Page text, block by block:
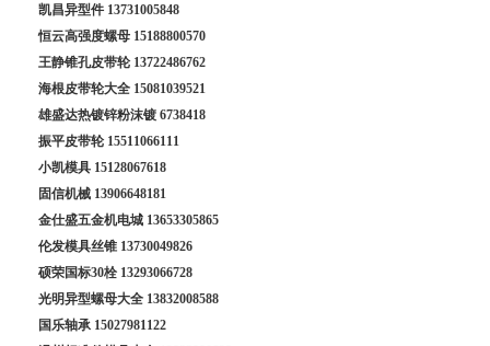
凯昌异型件 13731005848
恒云高强度螺母 15188800570
王静锥孔皮带轮 13722486762
海根皮带轮大全 15081039521
雄盛达热镀锌粉沫镀 6738418
振平皮带轮 15511066111
小凯模具 15128067618
固信机械 13906648181
金仕盛五金机电城 13653305865
伦发模具丝锥 13730049826
硕荣国标30栓 13293066728
光明异型螺母大全 13832008588
国乐轴承 15027981122